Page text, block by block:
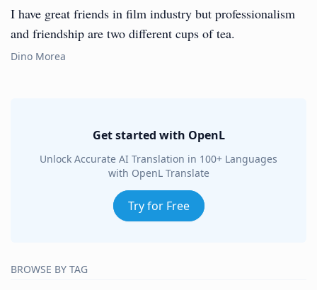
I have great friends in film industry but professionalism
and friendship are two different cups of tea.
Dino Morea
Get started with OpenL
Unlock Accurate AI Translation in 100+ Languages
with OpenL Translate
Try for Free
BROWSE BY TAG